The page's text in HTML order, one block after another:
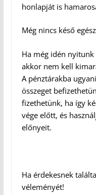
honlapját is
Még nincs késő
Ha még idén nyitunk
akkor nem kell
A pénztárakba
összeget
fizethetünk, ha így
vége előtt, és
előnyeit.
Ha érdekesnek
véleményét!